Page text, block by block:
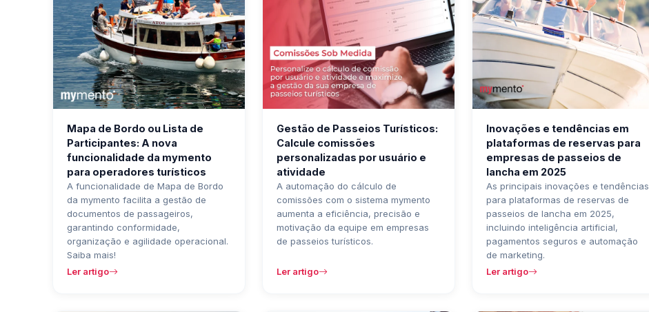
Mapa de Bordo ou Lista de
Participantes: A nova
funcionalidade da mymento
para operadores turísticos
A funcionalidade de Mapa de Bordo
da mymento facilita a gestão de
documentos de passageiros,
garantindo conformidade,
organização e agilidade operacional.
Saiba mais!
Ler artigo
Gestão de Passeios Turísticos:
Calcule comissões
personalizadas por usuário e
atividade
A automação do cálculo de
comissões com o sistema mymento
aumenta a eficiência, precisão e
motivação da equipe em empresas
de passeios turísticos.
Ler artigo
Inovações e tendências em
plataformas de reservas para
empresas de passeios de
lancha em 2025
As principais inovações e tendências
para plataformas de reservas de
passeios de lancha em 2025,
incluindo inteligência artificial,
pagamentos seguros e automação
de marketing.
Ler artigo